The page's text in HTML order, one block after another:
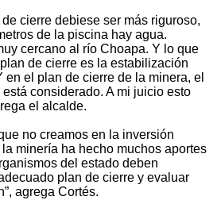
cierre debiese ser más riguroso,
de la piscina hay agua.
cercano al río Choapa. Y lo que
de cierre es la estabilización
en el plan de cierre de la minera, el
considerado. A mi juicio esto
el alcalde.
no creamos en la inversión
minería ha hecho muchos aportes
del estado deben
plan de cierre y evaluar
agrega Cortés.